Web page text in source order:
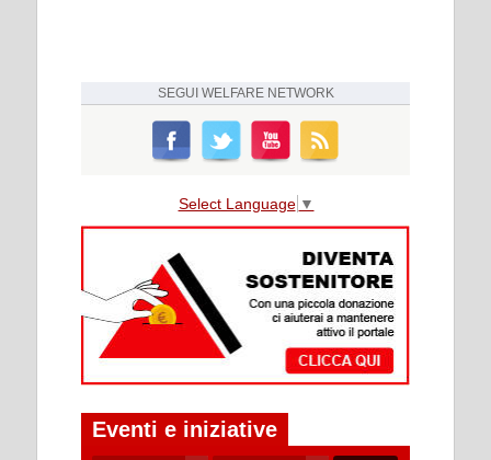
SEGUI WELFARE NETWORK
Select Language ▼
Eventi e iniziative